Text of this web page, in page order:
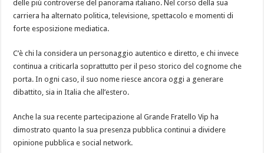
delle più controverse del panorama italiano. Nel corso della sua
carriera ha alternato politica, televisione, spettacolo e momenti di
forte esposizione mediatica.
C’è chi la considera un personaggio autentico e diretto, e chi invece
continua a criticarla soprattutto per il peso storico del cognome che
porta. In ogni caso, il suo nome riesce ancora oggi a generare
dibattito, sia in Italia che all’estero.
Anche la sua recente partecipazione al Grande Fratello Vip ha
dimostrato quanto la sua presenza pubblica continui a dividere
opinione pubblica e social network.